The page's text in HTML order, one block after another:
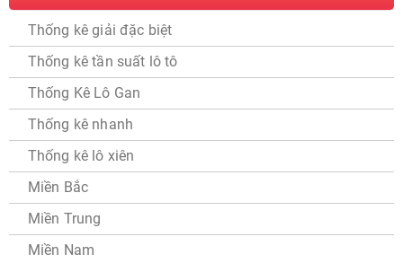
Thống kê giải đặc biệt
Thống kê tần suất lô tô
Thống Kê Lô Gan
Thống kê nhanh
Thống kê lô xiên
Miền Bắc
Miền Trung
Miền Nam